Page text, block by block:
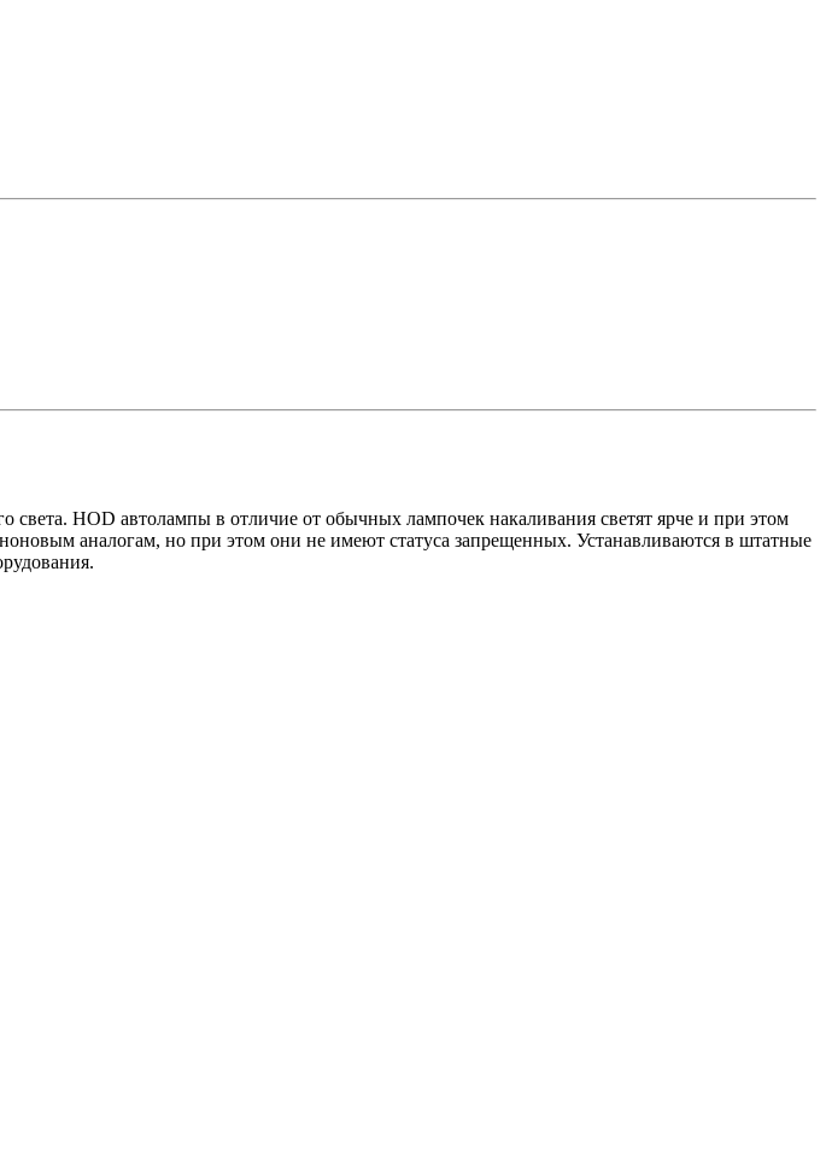
HOD автолампы в отличие от обычных лампочек накаливания светят ярче и при этом
аналогам, но при этом они не имеют статуса запрещенных. Устанавливаются в штатные